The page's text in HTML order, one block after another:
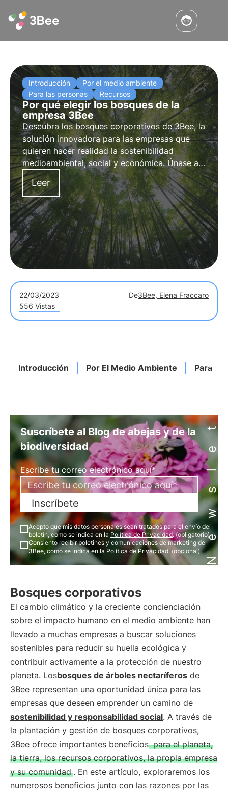
Introducción
Por el medio ambiente
Para las personas
Recursos
Por qué elegir los bosques de la
empresa 3Bee
Descubra los bosques corporativos de 3Bee, la
solución innovadora para las empresas que
quieren hacer realidad la sostenibilidad
medioambiental, social y económica. Únase a
nosotros por un futuro más responsable y
sostenible.
Leer
22/03/2023 De3Bee, Elena Fraccaro
556 Vistas
Introducción Por El Medio Ambiente Para
Newsletter
Suscríbete al Blog de abejas y de la
biodiversidad
Escribe tu correo electrónico aquí*
Inscríbete
Acepto que mis datos personales sean tratados para el envío del
boletín, como se indica en la Política de Privacidad. (obligatorio)
Consiento recibir boletines y comunicaciones de marketing de
3Bee, como se indica en la Política de Privacidad. (opcional)
Bosques corporativos
El cambio climático y la creciente concienciación
sobre el impacto humano en el medio ambiente han
llevado a muchas empresas a buscar soluciones
sostenibles para reducir su huella ecológica y
contribuir activamente a la protección de nuestro
planeta. Losbosques de árboles nectaríferos de
3Bee representan una oportunidad única para las
empresas que deseen emprender un camino de
sostenibilidad y responsabilidad social. A través de
la plantación y gestión de bosques corporativos,
3Bee ofrece importantes beneficios para el planeta,
la tierra, los recursos corporativos, la propia empresa
y su comunidad . En este artículo, exploraremos los
numerosos beneficios junto con las razones por las